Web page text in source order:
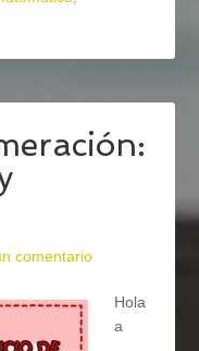
comentario
Hola
a